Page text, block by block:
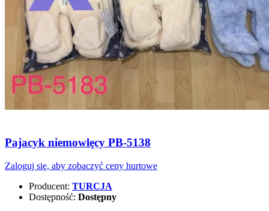
Pajacyk niemowlęcy PB-5138
Zaloguj się, aby zobaczyć ceny hurtowe
Producent: TURCJA
Dostępność: Dostępny